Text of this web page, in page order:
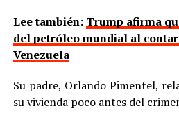
Lee también: Trump afirma
del petróleo mundial al
Venezuela
Su padre, Orlando Pimentel,
su vivienda poco antes del